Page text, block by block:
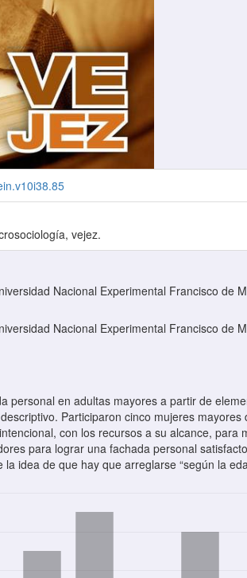
vejez.
del artículo
Nacional Experimental Francisco de
Nacional Experimental Francisco de
personal en adultas mayores a partir de
Participaron cinco mujeres
con los recursos a su alcance, para
para lograr una fachada personal
idea de que hay que arreglarse “según la